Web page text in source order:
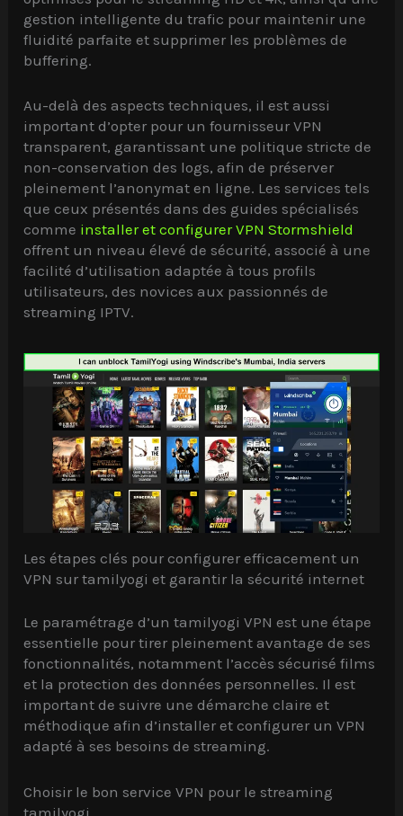
gestion intelligente du trafic pour maintenir une
fluidité parfaite et supprimer les problèmes de
buffering.
Au-delà des aspects techniques, il est aussi
important d’opter pour un fournisseur VPN
transparent, garantissant une politique stricte de
non-conservation des logs, afin de préserver
pleinement l’anonymat en ligne. Les services tels
que ceux présentés dans des guides spécialisés
comme installer et configurer VPN Stormshield
offrent un niveau élevé de sécurité, associé à une
facilité d’utilisation adaptée à tous profils
utilisateurs, des novices aux passionnés de
streaming IPTV.
Les étapes clés pour configurer efficacement un
VPN sur tamilyogi et garantir la sécurité internet
Le paramétrage d’un tamilyogi VPN est une étape
essentielle pour tirer pleinement avantage de ses
fonctionnalités, notamment l’accès sécurisé films
et la protection des données personnelles. Il est
important de suivre une démarche claire et
méthodique afin d’installer et configurer un VPN
adapté à ses besoins de streaming.
Choisir le bon service VPN pour le streaming
tamilyogi